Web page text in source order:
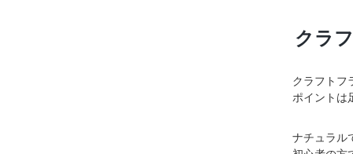
クラ
クラフトフ
ポイントは
ナチュラル